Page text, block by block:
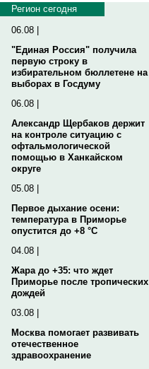
Регион сегодня
06.08 |
"Единая Россия" получила
первую строку в
избирательном бюллетене на
выборах в Госдуму
06.08 |
Александр Щербаков держит
на контроле ситуацию с
офтальмологической
помощью в Ханкайском
округе
05.08 |
Первое дыхание осени:
температура в Приморье
опустится до +8 °C
04.08 |
Жара до +35: что ждет
Приморье после тропических
дождей
03.08 |
Москва помогает развивать
отечественное
здравоохранение